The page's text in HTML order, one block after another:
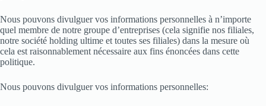
Nous pouvons divulguer vos informations personnelles à n’importe
quel membre de notre groupe d’entreprises (cela signifie nos filiales,
notre société holding ultime et toutes ses filiales) dans la mesure où
cela est raisonnablement nécessaire aux fins énoncées dans cette
politique.
Nous pouvons divulguer vos informations personnelles: